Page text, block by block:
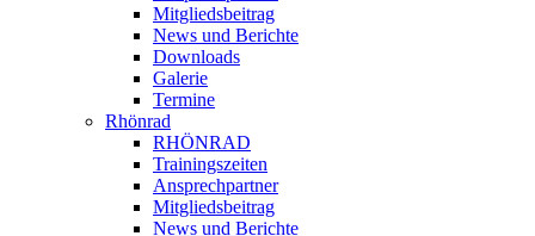
Mitgliedsbeitrag
News und Berichte
Downloads
Galerie
Termine
Rhönrad
RHÖNRAD
Trainingszeiten
Ansprechpartner
Mitgliedsbeitrag
News und Berichte